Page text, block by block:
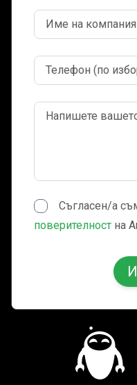
Съгласен/а
поверителност на